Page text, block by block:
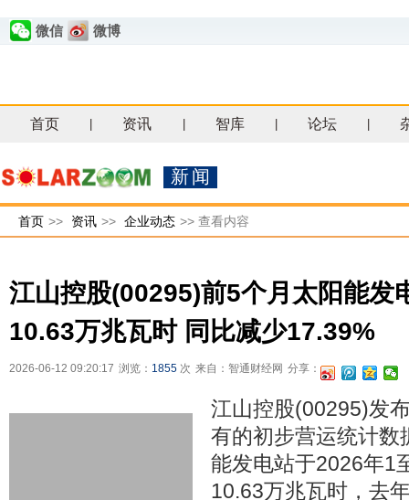
微信 微博
首页 资讯 智库 论坛
新闻
首页 >> 资讯 >> 企业动态 >> 查看内容
江山控股(00295)前5个月太阳能发
10.63万兆瓦时 同比减少17.39%
2026-06-12 09:20:17 浏览： 1855 次 来自：智通财经网 分享：
江山控股(00295)发
有的初步营运统计数
能发电站于2026年1
10.63万兆瓦时，去